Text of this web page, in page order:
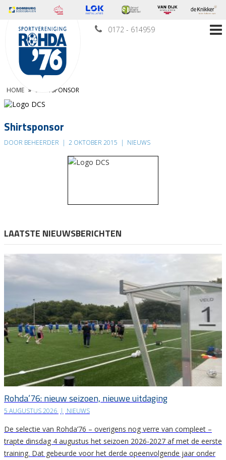
0172 - 614959
HOME » SHIRTSPONSOR
Shirtsponsor
DOOR BEHEERDER | 2 OKTOBER 2015 | NIEUWS
LAATSTE NIEUWSBERICHTEN
Rohda’76: nieuw seizoen, nieuwe uitdaging
5 AUGUSTUS 2026 | NIEUWS
De selectie van Rohda’76 – overigens nog verre van compleet –
trapte dinsdag 4 augustus het seizoen 2026-2027 af met de eerste
training. Dat gebeurde voor het derde opeenvolgende jaar onder